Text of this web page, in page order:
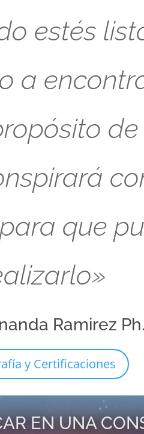
estés
a
de
que
Ramirez
y Certificaciones
EN UNA